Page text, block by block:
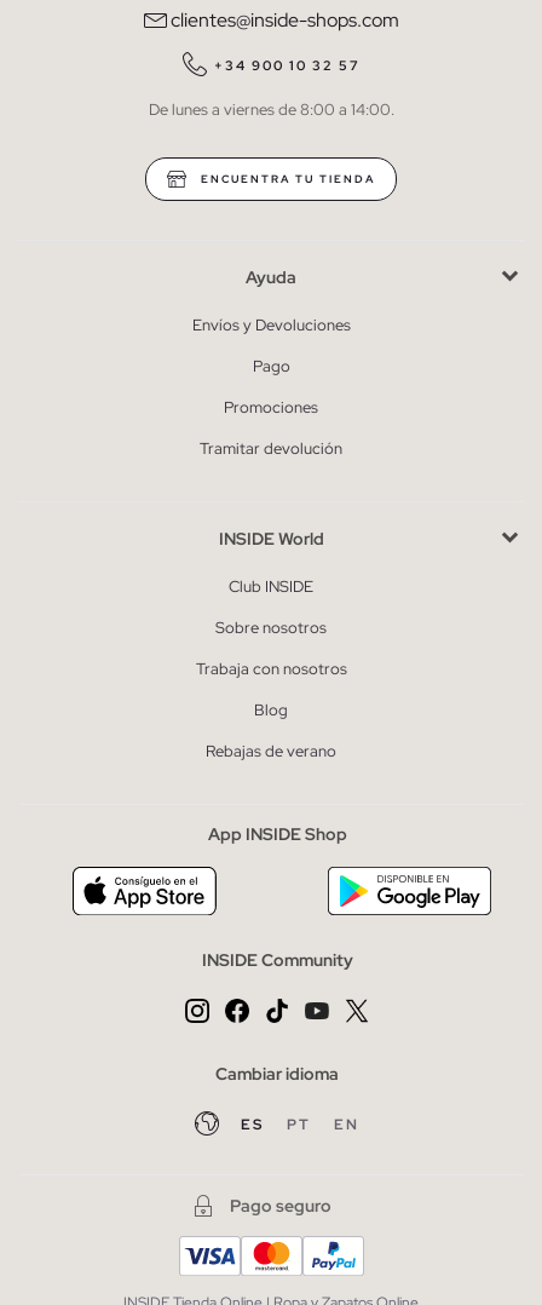
QUIERO SUSCRIBIRME
* Puedes cancelar la suscripción en cualquier momento.
clientes@inside-shops.com
+34 900 10 32 57
De lunes a viernes de 8:00 a 14:00.
ENCUENTRA TU TIENDA
Ayuda
Envíos y Devoluciones
Pago
Promociones
Tramitar devolución
INSIDE World
Club INSIDE
Sobre nosotros
Trabaja con nosotros
Blog
Rebajas de verano
App INSIDE Shop
INSIDE Community
Cambiar idioma
ES PT EN
Pago seguro